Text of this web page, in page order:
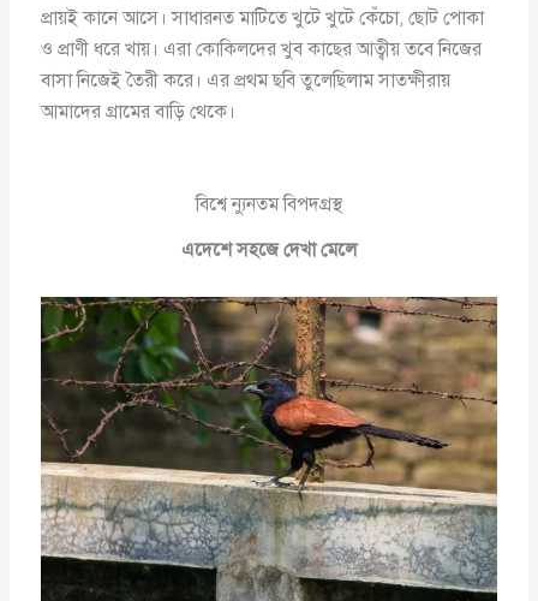
প্রায়ই কানে আসে। সাধারনত মাটিতে খুটে খুটে কেঁচো, ছোট পোকা
ও প্রাণী ধরে খায়। এরা কোকিলদের খুব কাছের আত্বীয় তবে নিজের
বাসা নিজেই তৈরী করে। এর প্রথম ছবি তুলেছিলাম সাতক্ষীরায়
আমাদের গ্রামের বাড়ি থেকে।
বিশ্বে ন্যুনতম বিপদগ্রস্থ
এদেশে সহজে দেখা মেলে